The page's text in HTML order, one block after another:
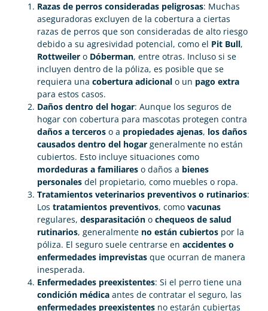
Razas de perros consideradas peligrosas: Muchas
aseguradoras excluyen de la cobertura a ciertas
razas de perros que son consideradas de alto riesgo
debido a su agresividad potencial, como el Pit Bull,
Rottweiler o Dóberman, entre otras. Incluso si se
incluyen dentro de la póliza, es posible que se
requiera una cobertura adicional o un pago extra
para estos casos.
Daños dentro del hogar: Aunque los seguros de
hogar con cobertura para mascotas protegen contra
daños a terceros o a propiedades ajenas, los daños
causados dentro del hogar generalmente no están
cubiertos. Esto incluye situaciones como
mordeduras a familiares o daños a bienes
personales del propietario, como muebles o ropa.
Tratamientos veterinarios preventivos o rutinarios:
Los tratamientos preventivos, como vacunas
regulares, desparasitación o chequeos de salud
rutinarios, generalmente no están cubiertos por la
póliza. El seguro suele centrarse en accidentes o
enfermedades imprevistas que ocurran de manera
inesperada.
Enfermedades preexistentes: Si el perro tiene una
condición médica antes de contratar el seguro, las
enfermedades preexistentes no estarán cubiertas